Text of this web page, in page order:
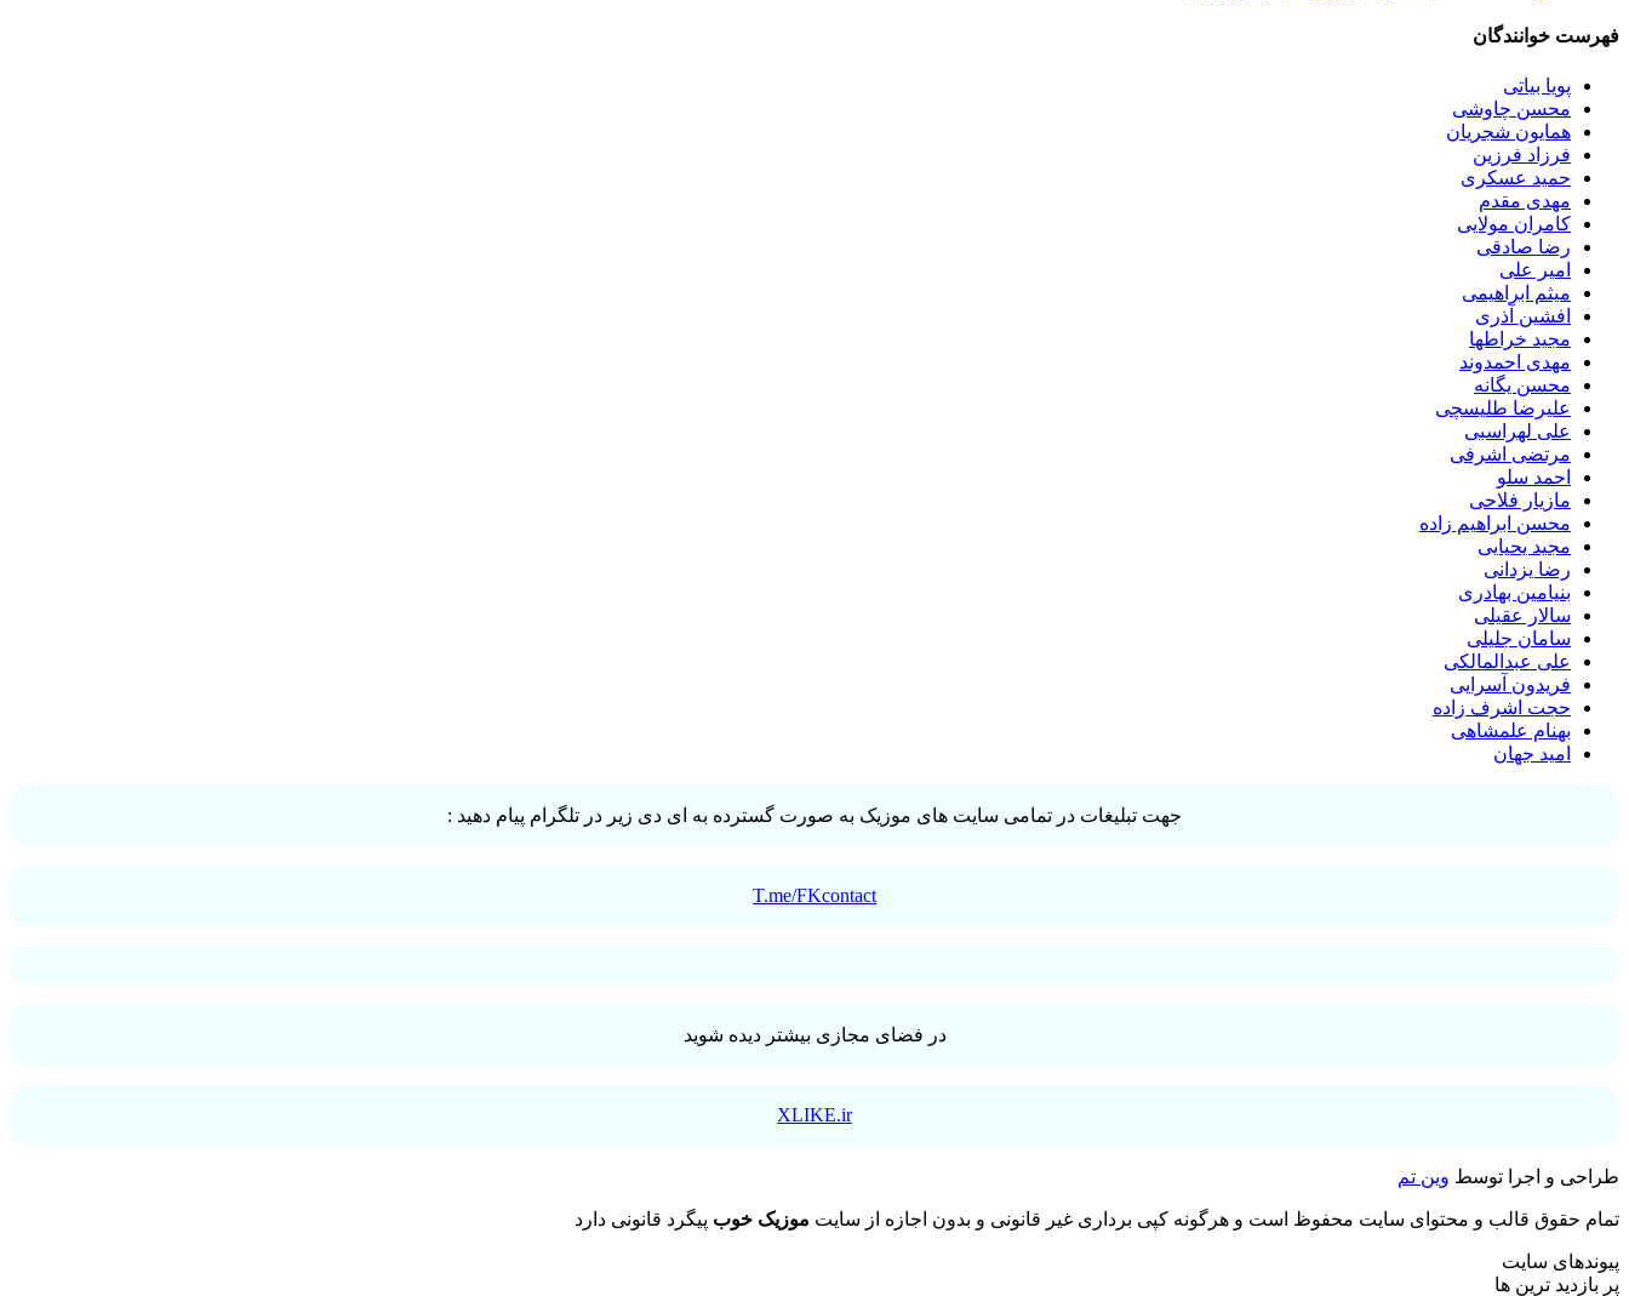
فهرست خوانندگان
پویا بیاتی
محسن چاوشی
همایون شجریان
فرزاد فرزین
حمید عسکری
مهدی مقدم
کامران مولایی
رضا صادقی
امیر علی
میثم ابراهیمی
افشین آذری
مجید خراطها
مهدی احمدوند
محسن یگانه
علیرضا طلیسچی
علی لهراسبی
مرتضی اشرفی
احمد سلو
مازیار فلاحی
محسن ابراهیم زاده
مجید یحیایی
رضا یزدانی
بنیامین بهادری
سالار عقیلی
سامان جلیلی
علی عبدالمالکی
فریدون آسرایی
حجت اشرف زاده
بهنام علمشاهی
امید جهان
جهت تبلیغات در تمامی سایت های موزیک به صورت گسترده به ای دی زیر در تلگرام پیام دهید :
T.me/FKcontact
در فضای مجازی بیشتر دیده شوید
XLIKE.ir
طراحی و اجرا توسط وین تم
تمام حقوق قالب و محتوای سایت محفوظ است و هرگونه کپی برداری غیر قانونی و بدون اجازه از سایت موزیک خوب پیگرد قانونی دارد
پیوندهای سایت
پر بازدید ترین ها